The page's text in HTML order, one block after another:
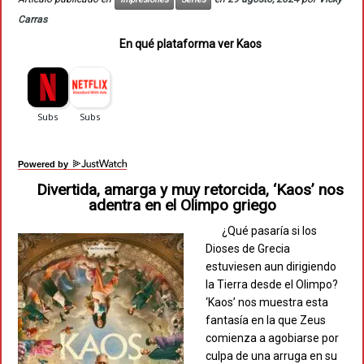
Carras
En qué plataforma ver Kaos
Powered by
Divertida, amarga y muy retorcida, ‘Kaos’ nos
adentra en el Olimpo griego
¿Qué pasaría si los
Dioses de Grecia
estuviesen aun dirigiendo
la Tierra desde el Olimpo?
‘Kaos’ nos muestra esta
fantasía en la que Zeus
comienza a agobiarse por
culpa de una arruga en su